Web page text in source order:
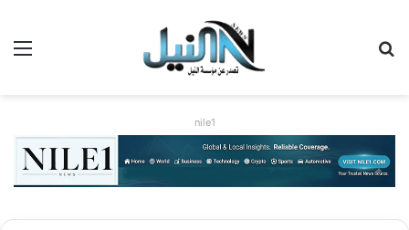
nile1